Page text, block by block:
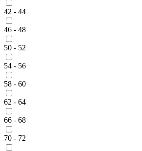
42 - 44
46 - 48
50 - 52
54 - 56
58 - 60
62 - 64
66 - 68
70 - 72